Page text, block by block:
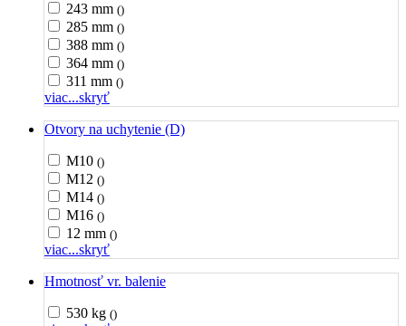
243 mm ()
285 mm ()
388 mm ()
364 mm ()
311 mm ()
viac...skryť
Otvory na uchytenie (D)
M10 ()
M12 ()
M14 ()
M16 ()
12 mm ()
viac...skryť
Hmotnosť vr. balenie
530 kg ()